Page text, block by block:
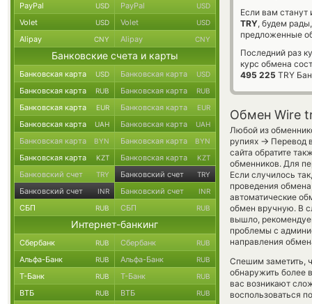
Если вам
TRY, будем
предложенные
Последний раз
курс обмена
495 225 TRY
Обмен Wire
Любой из
рупиях → Перевод
сайта обратите
обменников. Для
Если случилось
проведения
автоматические
обмен вручную. В
вышло,
проблемы с
направления
Спешим заметить,
обнаружить более
вас возникают
воспользоваться
PayPal USD PayPal USD
Volet USD Volet USD
Alipay CNY Alipay CNY
Банковские счета и карты
Банковская карта USD Банковская карта USD
Банковская карта RUB Банковская карта RUB
Банковская карта EUR Банковская карта EUR
Банковская карта UAH Банковская карта UAH
Банковская карта BYN Банковская карта BYN
Банковская карта KZT Банковская карта KZT
Банковский счет TRY Банковский счет TRY
Банковский счет INR Банковский счет INR
СБП RUB СБП RUB
Интернет-банкинг
Сбербанк RUB Сбербанк RUB
Альфа-Банк RUB Альфа-Банк RUB
Т-Банк RUB Т-Банк RUB
ВТБ RUB ВТБ RUB